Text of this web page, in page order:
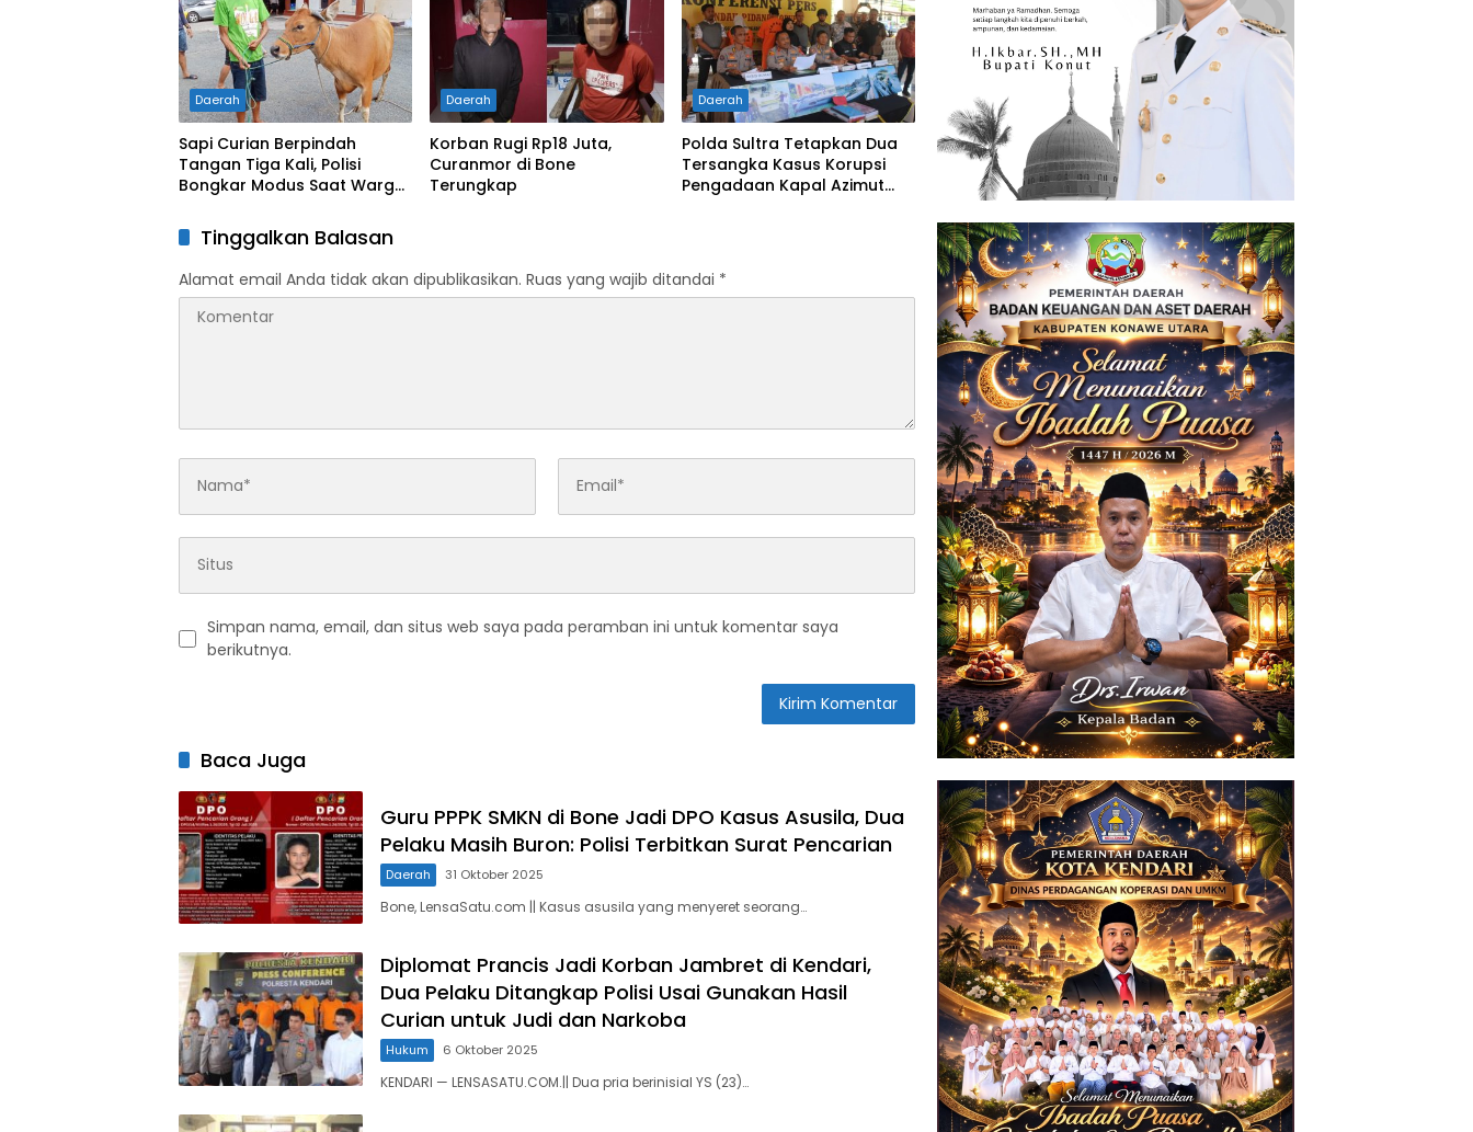
Daerah
Sapi Curian Berpindah
Tangan Tiga Kali, Polisi
Bongkar Modus Saat Warga
Daerah
Korban Rugi Rp18 Juta,
Curanmor di Bone
Terungkap
Daerah
Polda Sultra Tetapkan Dua
Tersangka Kasus Korupsi
Pengadaan Kapal Azimut
Tinggalkan Balasan
Alamat email Anda tidak akan dipublikasikan. Ruas yang wajib ditandai *
Simpan nama, email, dan situs web saya pada peramban ini untuk komentar saya
berikutnya.
Baca Juga
Guru PPPK SMKN di Bone Jadi DPO Kasus Asusila, Dua
Pelaku Masih Buron: Polisi Terbitkan Surat Pencarian
Daerah 31 Oktober 2025
Bone, LensaSatu.com || Kasus asusila yang menyeret seorang…
Diplomat Prancis Jadi Korban Jambret di Kendari,
Dua Pelaku Ditangkap Polisi Usai Gunakan Hasil
Curian untuk Judi dan Narkoba
Hukum 6 Oktober 2025
KENDARI — LENSASATU.COM.|| Dua pria berinisial YS (23)…